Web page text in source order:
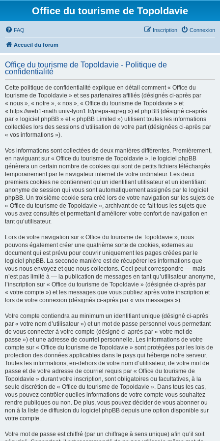
Office du tourisme de Topoldavie
FAQ Connexion
Inscription
Accueil du forum
Office du tourisme de Topoldavie - Politique de
confidentialité
Cette politique de confidentialité explique en détail comment « Office du
tourisme de Topoldavie » et ses partenaires affiliés (désignés ci-après par
« nous », « notre », « nos », « Office du tourisme de Topoldavie » et
« https://web1-math.univ-lyon1.fr/prepa-agreg ») et phpBB (désigné ci-après
par « logiciel phpBB » et « phpBB Limited ») utilisent toutes les informations
collectées lors des sessions d’utilisation de votre part (désignées ci-après par
« vos informations »).
Vos informations sont collectées de deux manières différentes. Premièrement,
en naviguant sur « Office du tourisme de Topoldavie », le logiciel phpBB
génèrera un certain nombre de cookies qui sont de petits fichiers téléchargés
temporairement par le navigateur internet de votre ordinateur. Les deux
premiers cookies ne contiennent qu’un identifiant utilisateur et un identifiant
anonyme de session qui vous sont automatiquement assignés par le logiciel
phpBB. Un troisième cookie sera créé lors de votre navigation sur les sujets de
« Office du tourisme de Topoldavie », archivant de ce fait tous les sujets que
vous avez consultés et permettant d’améliorer votre confort de navigation en
tant qu’utilisateur.
Lors de votre navigation sur « Office du tourisme de Topoldavie », nous
pouvons également créer une quatrième sorte de cookies, externes au
document qui est prévu pour couvrir uniquement les pages créées par le
logiciel phpBB. La seconde manière est de récupérer les informations que
vous nous envoyez et que nous collectons. Ceci peut correspondre — mais
n’est pas limité à — la publication de messages en tant qu’utilisateur anonyme,
l’inscription sur « Office du tourisme de Topoldavie » (désignée ci-après par
« votre compte ») et les messages que vous publiez après votre inscription et
lors de votre connexion (désignés ci-après par « vos messages »).
Votre compte contiendra au minimum un identifiant unique (désigné ci-après
par « votre nom d’utilisateur ») et un mot de passe personnel vous permettant
de vous connecter à votre compte (désigné ci-après par « votre mot de
passe ») et une adresse de courriel personnelle. Les informations de votre
compte sur « Office du tourisme de Topoldavie » sont protégées par les lois de
protection des données applicables dans le pays qui héberge notre serveur.
Toutes les informations, en-dehors de votre nom d’utilisateur, de votre mot de
passe et de votre adresse de courriel requis par « Office du tourisme de
Topoldavie » durant votre inscription, sont obligatoires ou facultatives, à la
seule discrétion de « Office du tourisme de Topoldavie ». Dans tous les cas,
vous pouvez contrôler quelles informations de votre compte vous souhaitez
rendre publiques ou non. De plus, vous pouvez décider de vous abonner ou
non à la liste de diffusion du logiciel phpBB depuis une option disponible sur
votre compte.
Votre mot de passe est chiffré (par un chiffrage à sens unique) afin qu’il soit